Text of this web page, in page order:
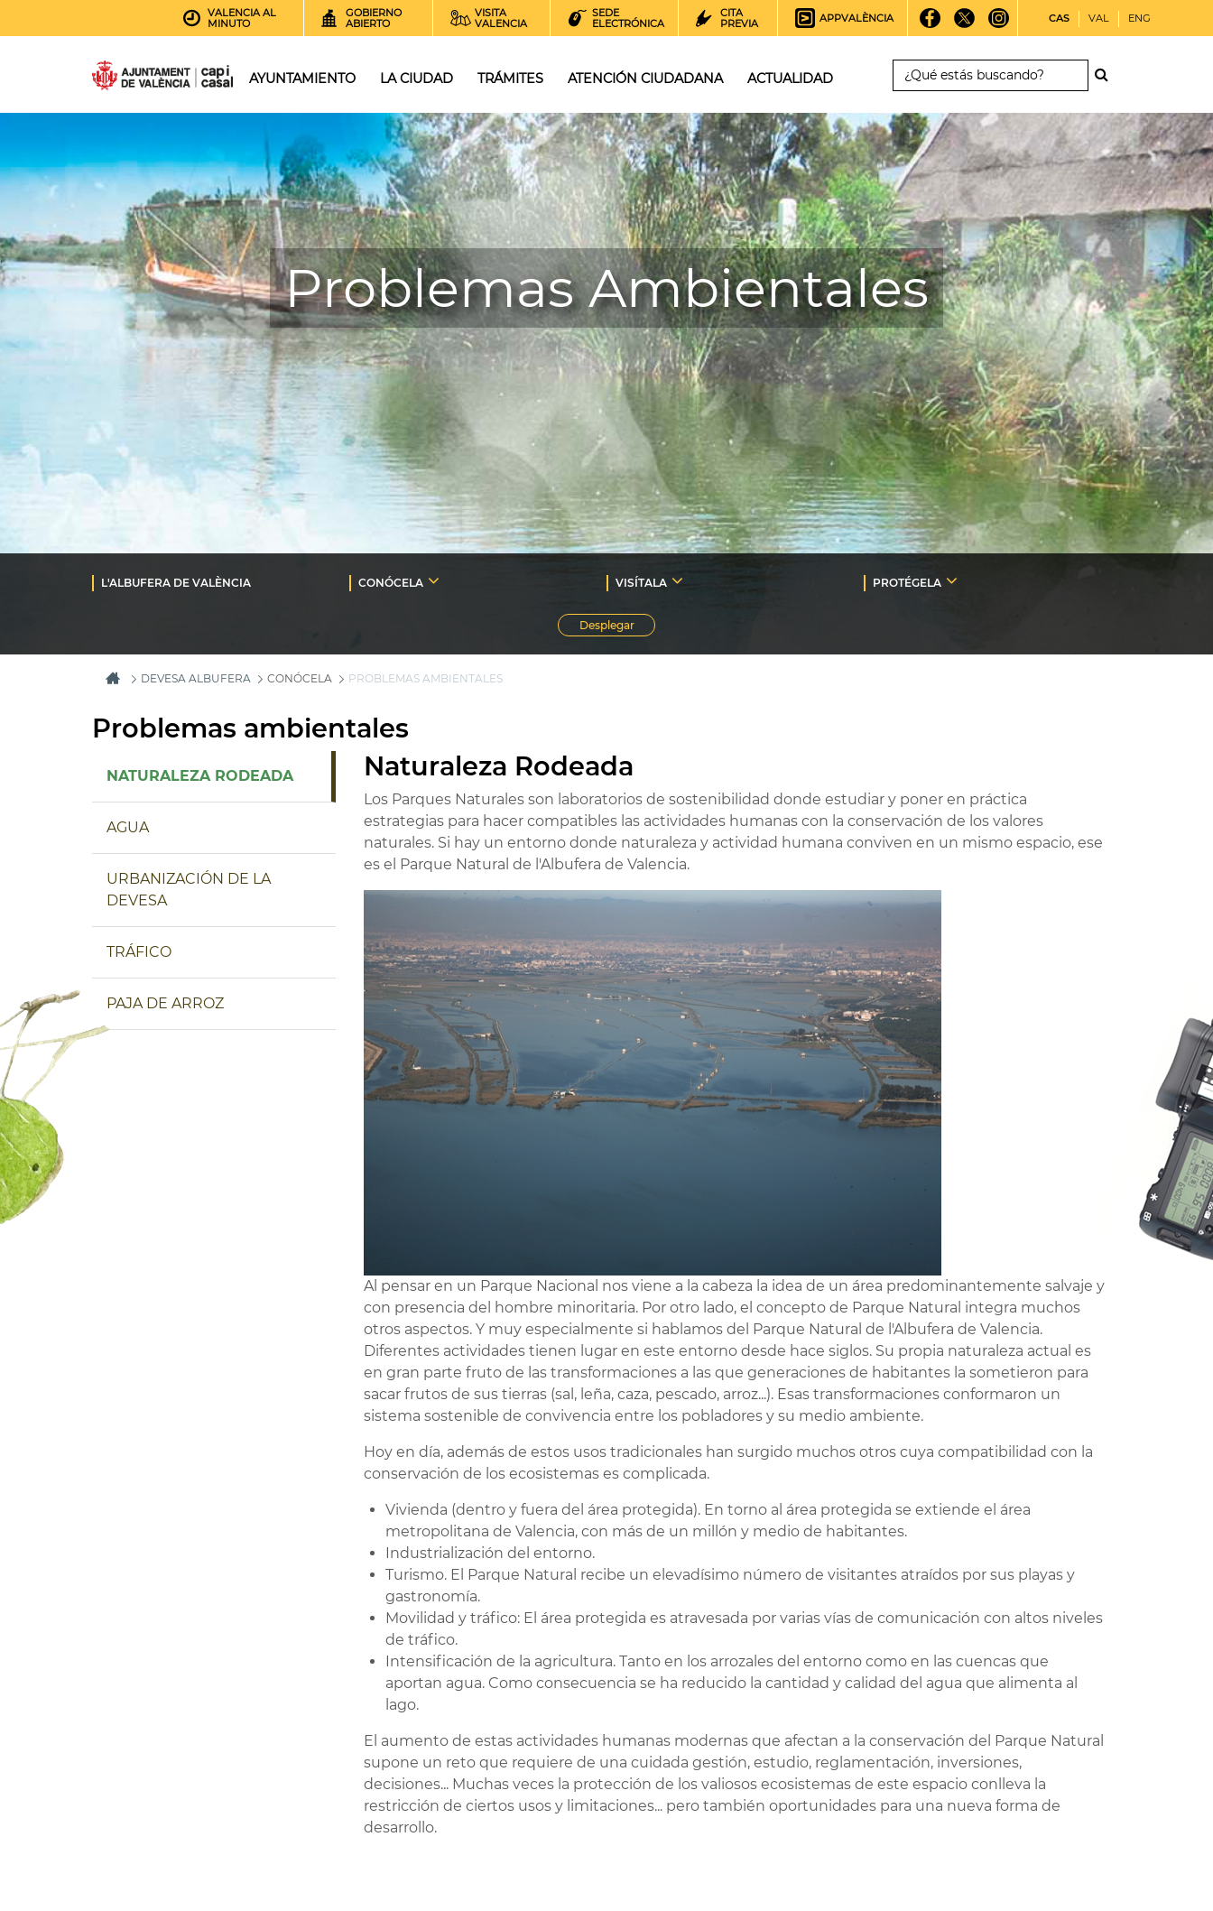
VALENCIA AL
MINUTO
GOBIERNO
ABIERTO
VISITA
VALENCIA
SEDE
ELECTRÓNICA
CITA
PREVIA
APPVALÈNCIA CAS VAL ENG
AYUNTAMIENTO LA CIUDAD TRÁMITES ATENCIÓN CIUDADANA ACTUALIDAD
Problemas Ambientales
L'ALBUFERA DE VALÈNCIA CONÓCELA VISÍTALA PROTÉGELA
Desplegar
DEVESA ALBUFERA CONÓCELA PROBLEMAS AMBIENTALES
Problemas ambientales
NATURALEZA RODEADA
AGUA
URBANIZACIÓN DE LA
DEVESA
TRÁFICO
PAJA DE ARROZ
Naturaleza Rodeada
Los Parques Naturales son laboratorios de sostenibilidad donde estudiar y poner en práctica
estrategias para hacer compatibles las actividades humanas con la conservación de los valores
naturales. Si hay un entorno donde naturaleza y actividad humana conviven en un mismo espacio, ese
es el Parque Natural de l'Albufera de Valencia.
Al pensar en un Parque Nacional nos viene a la cabeza la idea de un área predominantemente salvaje y
con presencia del hombre minoritaria. Por otro lado, el concepto de Parque Natural integra muchos
otros aspectos. Y muy especialmente si hablamos del Parque Natural de l'Albufera de Valencia.
Diferentes actividades tienen lugar en este entorno desde hace siglos. Su propia naturaleza actual es
en gran parte fruto de las transformaciones a las que generaciones de habitantes la sometieron para
sacar frutos de sus tierras (sal, leña, caza, pescado, arroz...). Esas transformaciones conformaron un
sistema sostenible de convivencia entre los pobladores y su medio ambiente.
Hoy en día, además de estos usos tradicionales han surgido muchos otros cuya compatibilidad con la
conservación de los ecosistemas es complicada.
Vivienda (dentro y fuera del área protegida). En torno al área protegida se extiende el área
metropolitana de Valencia, con más de un millón y medio de habitantes.
Industrialización del entorno.
Turismo. El Parque Natural recibe un elevadísimo número de visitantes atraídos por sus playas y
gastronomía.
Movilidad y tráfico: El área protegida es atravesada por varias vías de comunicación con altos niveles
de tráfico.
Intensificación de la agricultura. Tanto en los arrozales del entorno como en las cuencas que
aportan agua. Como consecuencia se ha reducido la cantidad y calidad del agua que alimenta al
lago.
El aumento de estas actividades humanas modernas que afectan a la conservación del Parque Natural
supone un reto que requiere de una cuidada gestión, estudio, reglamentación, inversiones,
decisiones... Muchas veces la protección de los valiosos ecosistemas de este espacio conlleva la
restricción de ciertos usos y limitaciones... pero también oportunidades para una nueva forma de
desarrollo.